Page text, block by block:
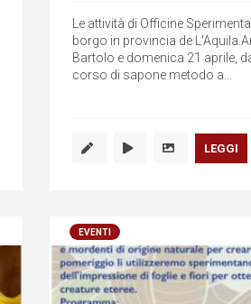
Le attività di Officine
borgo in provincia de
Bartolo e domenica 21 aprile,
corso di sapone metodo a...
LEGGI
EVENTI